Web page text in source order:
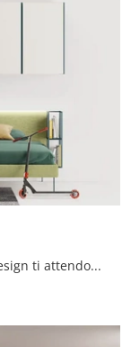
Le più esclusive camerette per ragazzi design ti attendono! Scopri il modello YGAD di Moretti Compact Camerette.